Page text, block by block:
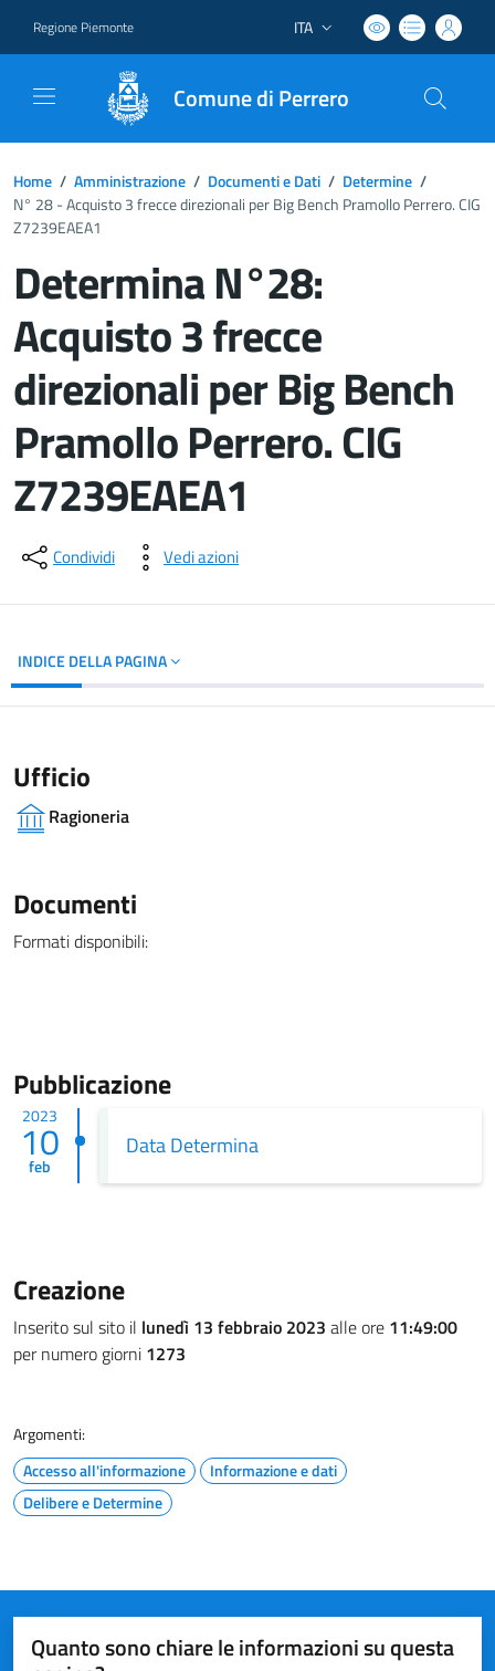
Regione Piemonte Lingua attiva:
ITA
Comune di Perrero
Home / Amministrazione / Documenti e Dati / Determine /
N° 28 - Acquisto 3 frecce direzionali per Big Bench Pramollo Perrero. CIG
Z7239EAEA1
Determina N°28:
Acquisto 3 frecce
direzionali per Big Bench
Pramollo Perrero. CIG
Z7239EAEA1
Dettagli del documento
Condividi Vedi azioni
INDICE DELLA PAGINA
Ufficio
Ragioneria
Documenti
Formati disponibili:
Pubblicazione
2023
10
feb
Data Determina
Creazione
Inserito sul sito il lunedì 13 febbraio 2023 alle ore 11:49:00
per numero giorni 1273
Argomenti:
Accesso all'informazione
Informazione e dati
Delibere e Determine
Quanto sono chiare le informazioni su questa